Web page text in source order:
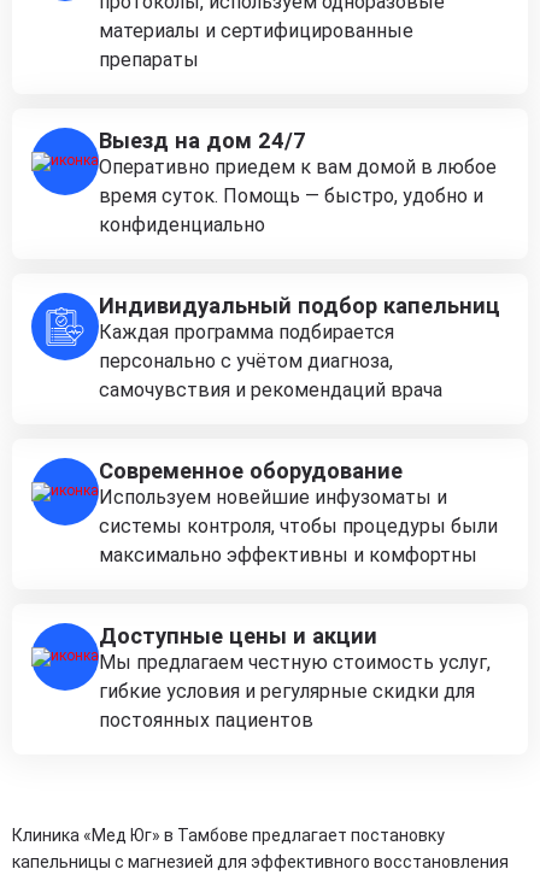
материалы и сертифицированные
препараты
Выезд на дом 24/7
Оперативно приедем к вам домой в любое
время суток. Помощь — быстро, удобно и
конфиденциально
Индивидуальный подбор капельниц
Каждая программа подбирается
персонально с учётом диагноза,
самочувствия и рекомендаций врача
Современное оборудование
Используем новейшие инфузоматы и
системы контроля, чтобы процедуры были
максимально эффективны и комфортны
Доступные цены и акции
Мы предлагаем честную стоимость услуг,
гибкие условия и регулярные скидки для
постоянных пациентов
Клиника «Мед Юг» в Тамбове предлагает постановку
капельницы с магнезией для эффективного восстановления